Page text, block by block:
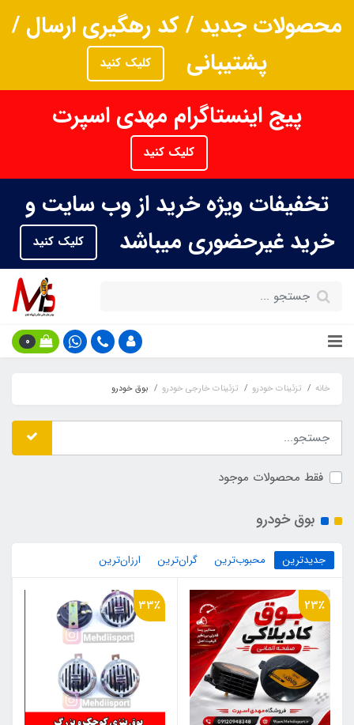
محصولات جدید / کد رهگیری ارسال /
پشتیبانی
کلیک کنید
پیج اینستاگرام مهدی اسپرت
کلیک کنید
تخفیفات ویژه خرید از وب سایت و
خرید غیرحضوری میباشد
کلیک کنید
0
خانه تزئینات خودرو تزئینات خارجی خودرو بوق خودرو
فقط محصولات موجود
بوق خودرو
جدیدترین محبوب‌ترین گران‌ترین ارزان‌ترین
23٪ 33٪